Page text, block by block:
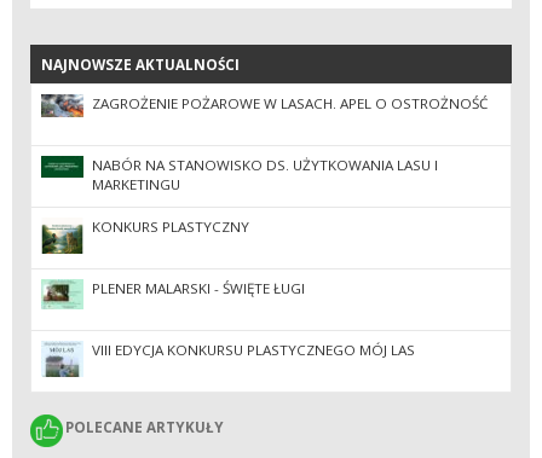
NAJNOWSZE AKTUALNOŚCI
NAJNOWSZE AKTUALNOŚCI
ZAGROŻENIE POŻAROWE W LASACH. APEL O OSTROŻNOŚĆ
NABÓR NA STANOWISKO DS. UŻYTKOWANIA LASU I
MARKETINGU
KONKURS PLASTYCZNY
PLENER MALARSKI - ŚWIĘTE ŁUGI
VIII EDYCJA KONKURSU PLASTYCZNEGO MÓJ LAS
POLECANE ARTYKUŁY
POLECANE ARTYKUŁY